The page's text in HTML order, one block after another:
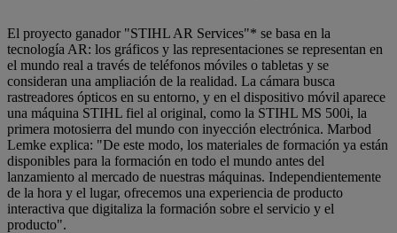
El proyecto ganador "STIHL AR Services"* se basa en la
tecnología AR: los gráficos y las representaciones se representan en
el mundo real a través de teléfonos móviles o tabletas y se
consideran una ampliación de la realidad. La cámara busca
rastreadores ópticos en su entorno, y en el dispositivo móvil aparece
una máquina STIHL fiel al original, como la STIHL MS 500i, la
primera motosierra del mundo con inyección electrónica. Marbod
Lemke explica: "De este modo, los materiales de formación ya están
disponibles para la formación en todo el mundo antes del
lanzamiento al mercado de nuestras máquinas. Independientemente
de la hora y el lugar, ofrecemos una experiencia de producto
interactiva que digitaliza la formación sobre el servicio y el
producto".